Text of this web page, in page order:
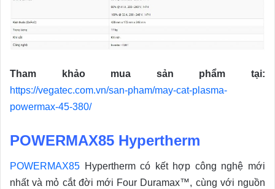
Tham khảo mua sản phẩm tại:
https://vegatec.com.vn/san-pham/may-cat-plasma-
powermax-45-380/
POWERMAX85 Hypertherm
POWERMAX85 Hypertherm có kết hợp công nghệ mới
nhất và mỏ cắt đời mới Four Duramax™, cùng với nguồn